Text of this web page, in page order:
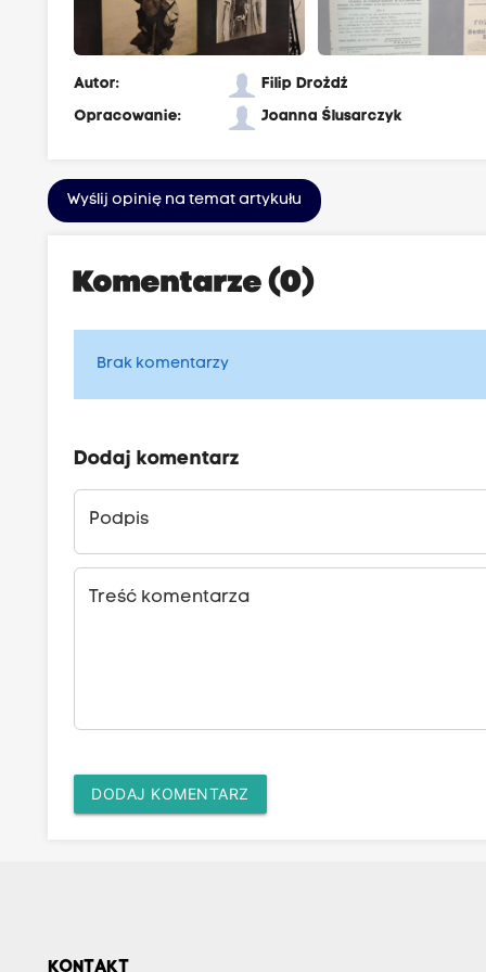
Autor:
Filip Drożdż
Opracowanie:
Joanna Ślusarczyk
Wyślij opinię na temat artykułu
Komentarze (0)
Brak komentarzy
Dodaj komentarz
Podpis
Treść komentarza
DODAJ KOMENTARZ
KONTAKT